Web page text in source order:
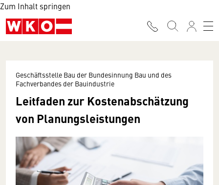
Zum Inhalt springen
Geschäftsstelle Bau der Bundesinnung Bau und des
Fachverbandes der Bauindustrie
Leitfaden zur Kostenabschätzung
von Planungsleistungen